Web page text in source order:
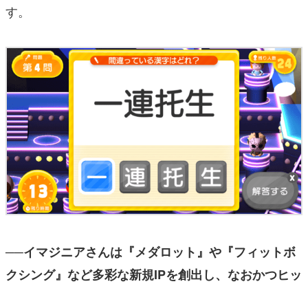
す。
──イマジニアさんは『メダロット』や『フィットボ
クシング』など多彩な新規IPを創出し、なおかつヒッ